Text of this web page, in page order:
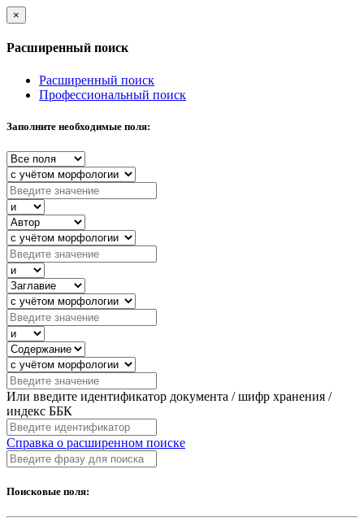
×
Расширенный поиск
Расширенный поиск
Профессиональный поиск
Заполните необходимые поля:
Или введите идентификатор документа / шифр хранения /
индекс ББК
Справка о расширенном поиске
Поисковые поля: